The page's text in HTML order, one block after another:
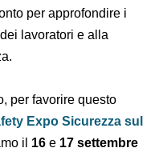
cruciale trovare
i temi rilevanti
e alla gestione
per favorire
Safety Expo